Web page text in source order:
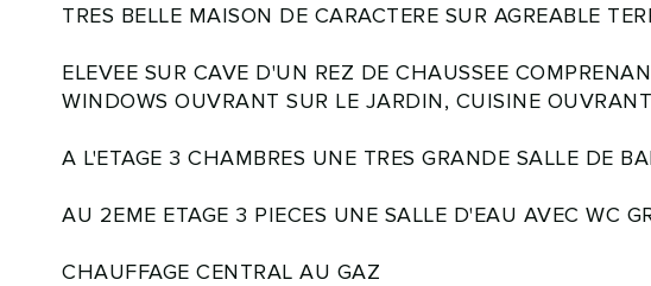
TRES BELLE MAISON DE CARACTERE SUR AGREABLE
ELEVEE SUR CAVE D'UN REZ DE CHAUSSEE
WINDOWS OUVRANT SUR LE JARDIN, CUISINE
A L'ETAGE 3 CHAMBRES UNE TRES GRANDE SALLE DE
AU 2EME ETAGE 3 PIECES UNE SALLE D'EAU AVEC WC
CHAUFFAGE CENTRAL AU GAZ